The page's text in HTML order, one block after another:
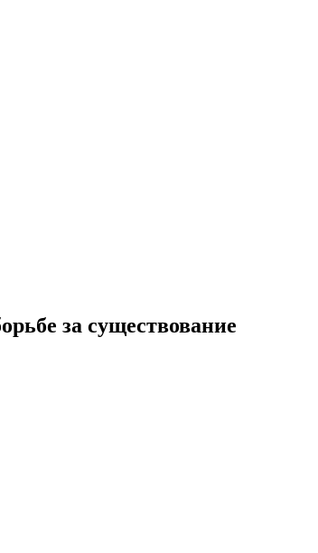
за существование